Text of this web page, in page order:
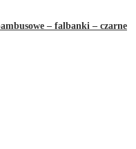
– falbanki – czarne